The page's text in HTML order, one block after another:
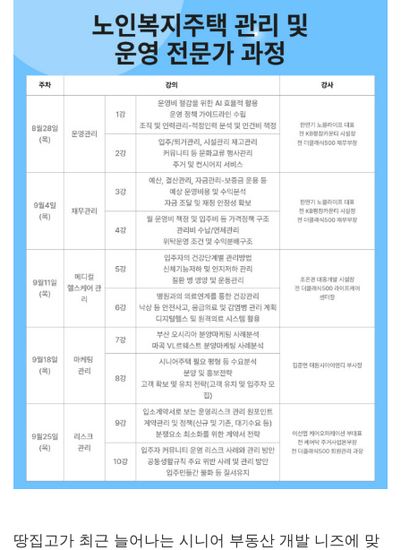
땅집고가 최근 늘어나는 시니어 부동산 개발 니즈에 맞